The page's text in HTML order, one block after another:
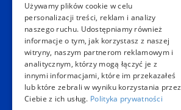
Kontakt
Dział Obsługi Klienta Warszawa
Czynne: NON-STOP
Telefon:+48 22 628 62 52
E-mail: kontakt@copygeneral.pl
Punkty
Używamy plików cookie w celu
personalizacji treści, reklam i analizy
naszego ruchu. Udostępniamy również
informacje o tym, jak korzystasz z naszej
witryny, naszym partnerom reklamowym i
analitycznym, którzy mogą łączyć je z
innymi informacjami, które im przekazałeś
lub które zebrali w wyniku korzystania przez
Ciebie z ich usług. Polityka prywatności